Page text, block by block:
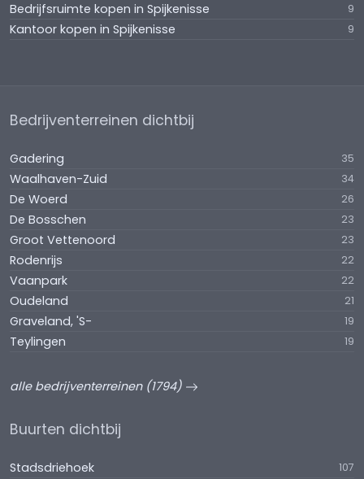
Bedrijfsruimte kopen in Spijkenisse 9
Kantoor kopen in Spijkenisse 9
Bedrijventerreinen dichtbij
Gadering 35
Waalhaven-Zuid 34
De Woerd 26
De Bosschen 23
Groot Vettenoord 23
Rodenrijs 22
Vaanpark 22
Oudeland 21
Graveland, 'S- 19
Teylingen 19
alle bedrijventerreinen (1794)
Buurten dichtbij
Stadsdriehoek 107